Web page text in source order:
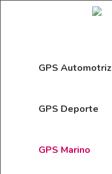
GPS Automotriz
GPS Deporte
GPS Marino